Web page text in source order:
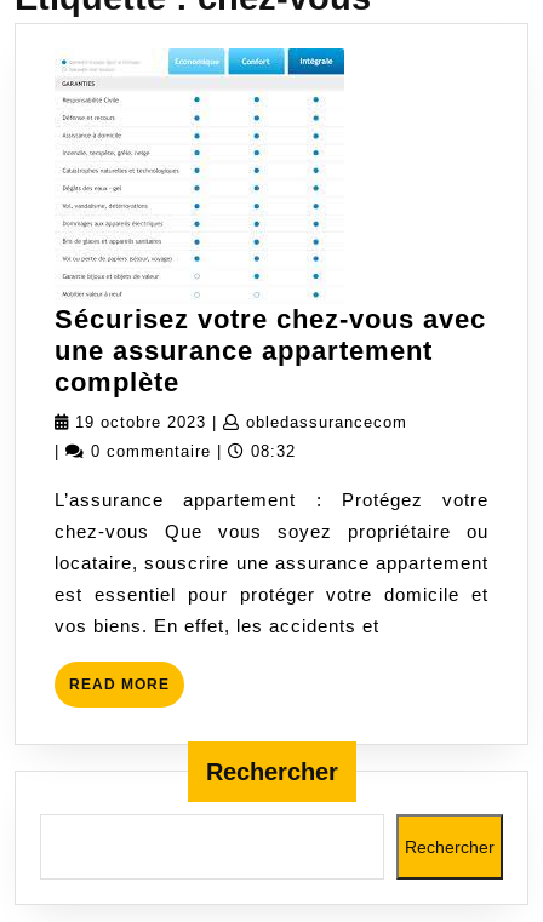
Sécurisez votre chez-vous avec
une assurance appartement
complète
votre
chez-
avec
une
assurance
appartement
complète
19 octobre 2023 19
octobre
obledassurancecom
0 commentaire 08:32
L’assurance appartement : Protégez votre
chez-vous Que vous soyez propriétaire ou
locataire, souscrire une assurance appartement
est essentiel pour protéger votre domicile et
vos biens. En effet, les accidents et
READ MORE READ
MORE
Rechercher
Rechercher